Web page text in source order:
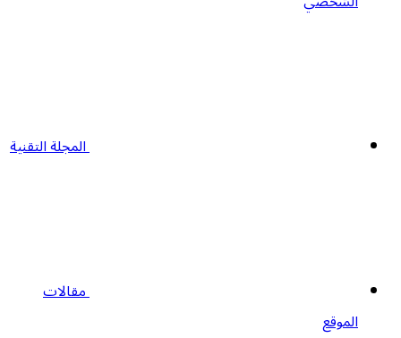
المجلة التقنية
مقالات
الموقع